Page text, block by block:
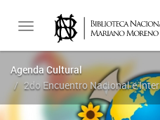
Toggle
navigation
Agenda Cultural
2do Encuentro Nacional e